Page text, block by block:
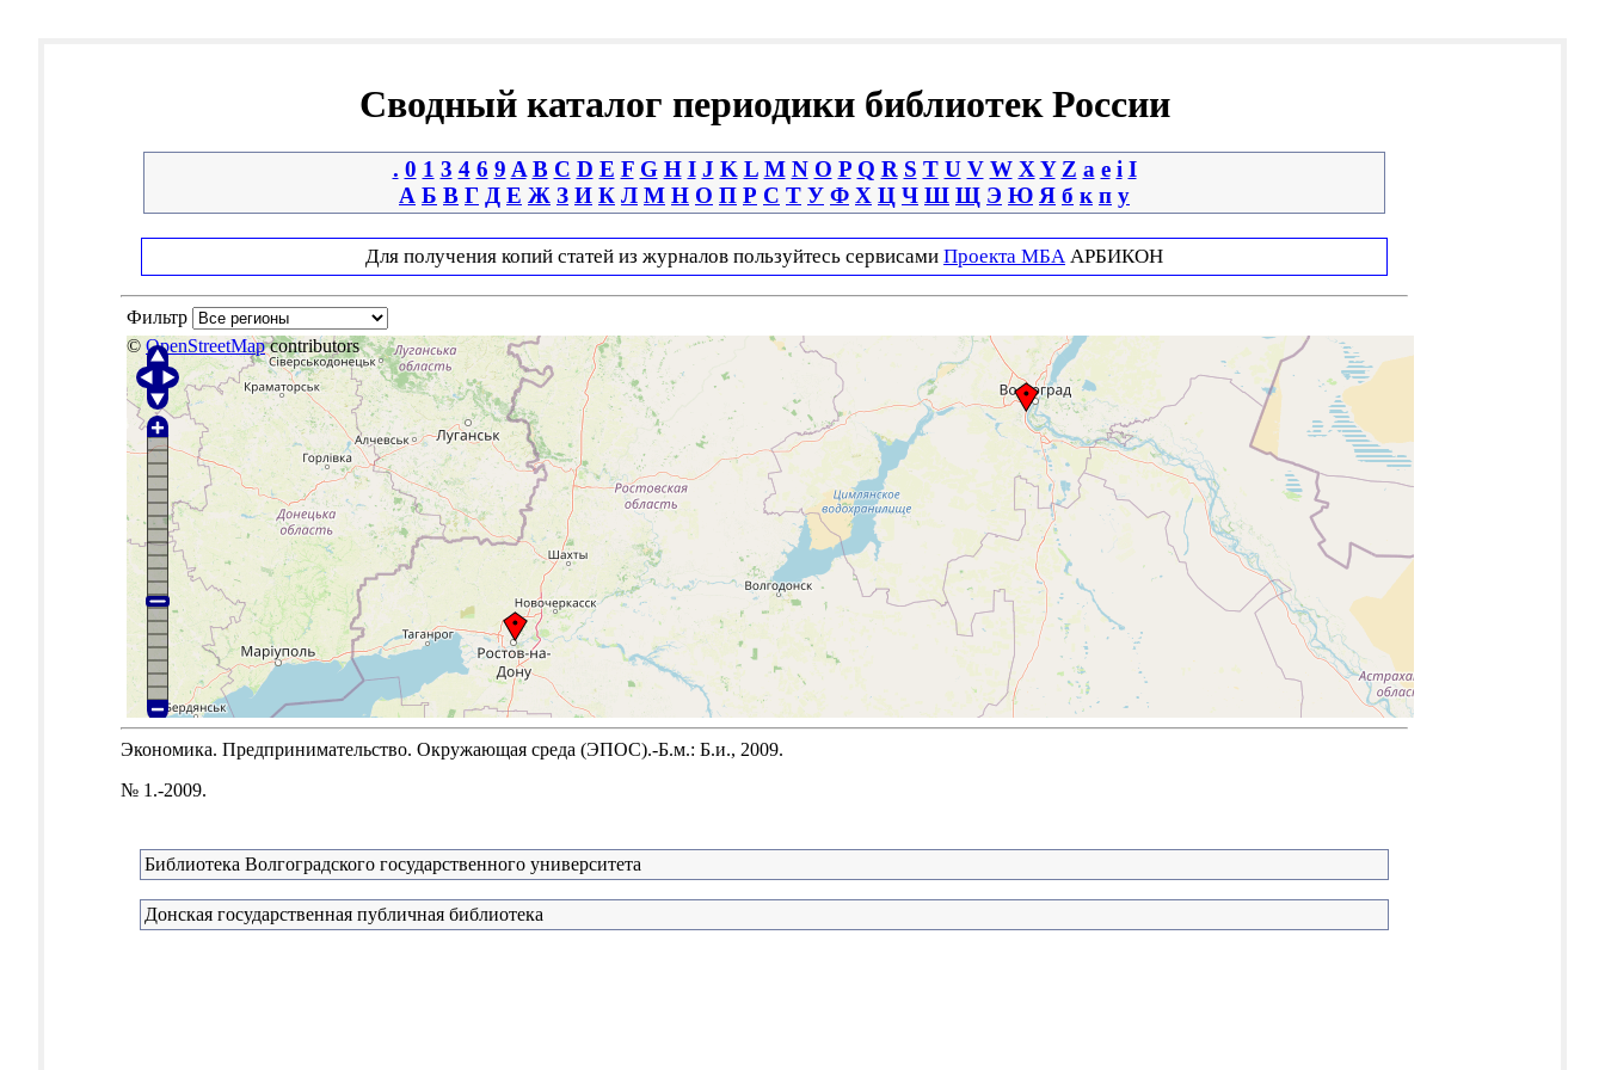
Сводный каталог периодики библиотек России
. 0 1 3 4 6 9 A B C D E F G H I J K L M N O P Q R S T U V W X Y Z a e i І
А Б В Г Д Е Ж З И К Л М Н О П Р С Т У Ф Х Ц Ч Ш Щ Э Ю Я б к п у
Для получения копий статей из журналов пользуйтесь сервисами Проекта МБА АРБИКОН
Фильтр
© OpenStreetMapcontributors
Экономика. Предпринимательство. Окружающая среда (ЭПОС).-Б.м.: Б.и., 2009.
№ 1.-2009.
Библиотека Волгоградского государственного университета
Донская государственная публичная библиотека